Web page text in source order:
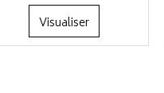
Visualiser